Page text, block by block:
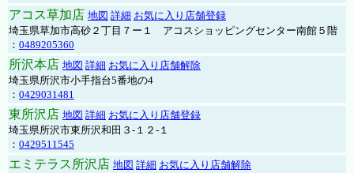
アコス草加店 地図 詳細 お気に入り店舗登録
埼玉県草加市高砂２丁目７ー１ アコスショッピングセンター南館５階
： 0489205360
所沢本店 地図 詳細 お気に入り店舗解除
埼玉県所沢市小手指台5番地の4
： 0429031481
東所沢店 地図 詳細 お気に入り店舗登録
埼玉県所沢市東所沢和田３-１２-１
： 0429511545
エミテラス所沢店 地図 詳細 お気に入り店舗解除